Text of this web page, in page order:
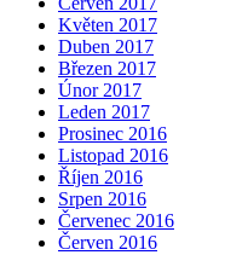
Květen 2017
Duben 2017
Březen 2017
Únor 2017
Leden 2017
Prosinec 2016
Listopad 2016
Říjen 2016
Srpen 2016
Červenec 2016
Červen 2016